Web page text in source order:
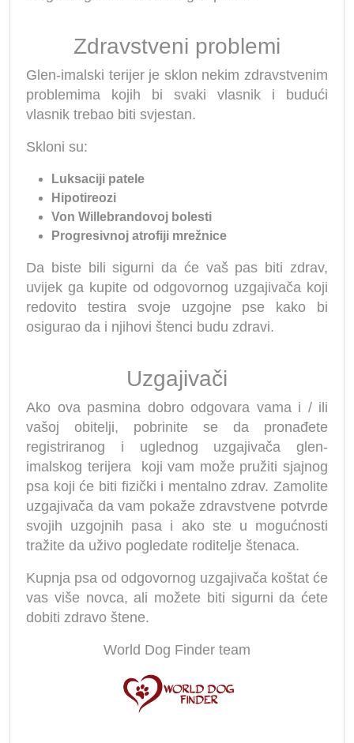
Zdravstveni problemi
Glen-imalski terijer je sklon nekim zdravstvenim
problemima kojih bi svaki vlasnik i budući
vlasnik trebao biti svjestan.
Skloni su:
Luksaciji patele
Hipotireozi
Von Willebrandovoj bolesti
Progresivnoj atrofiji mrežnice
Da biste bili sigurni da će vaš pas biti zdrav,
uvijek ga kupite od odgovornog uzgajivača koji
redovito testira svoje uzgojne pse kako bi
osigurao da i njihovi štenci budu zdravi.
Uzgajivači
Ako ova pasmina dobro odgovara vama i / ili
vašoj obitelji, pobrinite se da pronađete
registriranog i uglednog uzgajivača glen-
imalskog terijera koji vam može pružiti sjajnog
psa koji će biti fizički i mentalno zdrav. Zamolite
uzgajivača da vam pokaže zdravstvene potvrde
svojih uzgojnih pasa i ako ste u mogućnosti
tražite da uživo pogledate roditelje štenaca.
Kupnja psa od odgovornog uzgajivača koštat će
vas više novca, ali možete biti sigurni da ćete
dobiti zdravo štene.
World Dog Finder team